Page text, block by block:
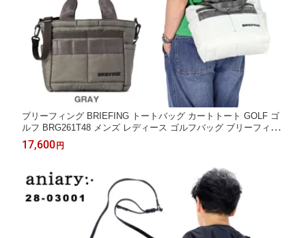
ブリーフィング BRIEFING トートバッグ カートトート GOLF ゴ
ルフ BRG261T48 メンズ レディース ゴルフバッグ ブリーフィン
グ ショルダーバッグ 2026年7月発売
17,600 円